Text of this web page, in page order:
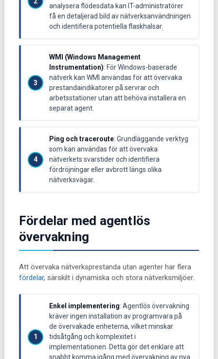
analysera flödesdata kan IT-administratörer
få en detaljerad bild av nätverksanvändningen
och identifiera potentiella flaskhalsar.
WMI (Windows Management
Instrumentation): För Windows-baserade
nätverk kan WMI användas för att övervaka
prestandaindikatorer på servrar och
arbetsstationer utan att behöva installera en
separat agent.
Ping och traceroute: Grundläggande verktyg
som kan användas för att övervaka
nätverkets svarstider och identifiera
fördröjningar eller avbrott längs olika
nätverksvägar.
Fördelar med agentlös
övervakning
Att övervaka nätverksprestanda utan agenter har flera
fördelar, särskilt i dynamiska och stora nätverksmiljöer.
Enkel implementering: Agentlös övervakning
kräver ingen installation av programvara på
de övervakade enheterna, vilket minskar
tidsåtgång och komplexitet i
implementationen. Detta gör det enklare att
snabbt komma igång med övervakning av nya